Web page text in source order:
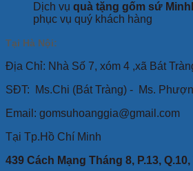
Dịch vụ quà tặng gốm sứ
phục vụ quý khách hàng
Tại Hà Nội:
Địa Chỉ: Nhà Số 7, xóm 4 ,xã Bát
SĐT:
Ms.Chi (Bát Tràng) - Ms.
Email: gomsuhoanggia@gmail.com
Tại Tp.Hồ Chí Minh
439 Cách Mạng Tháng 8, P.13, Q.10,